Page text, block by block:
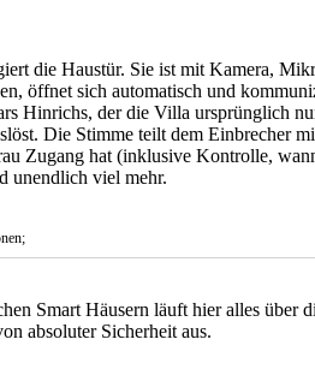
die Haustür. Sie ist mit Kamera,
öffnet sich automatisch und
Hinrichs, der die Villa ursprünglich
Die Stimme teilt dem Einbrecher
Zugang hat (inklusive Kontrolle,
unendlich viel mehr.
Smart Häusern läuft hier alles
absoluter Sicherheit aus.